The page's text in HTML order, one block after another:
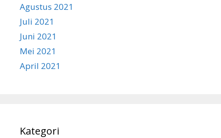
Agustus 2021
Juli 2021
Juni 2021
Mei 2021
April 2021
Kategori